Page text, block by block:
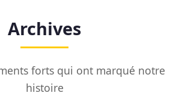
Archives
forts qui ont marqué notre
histoire